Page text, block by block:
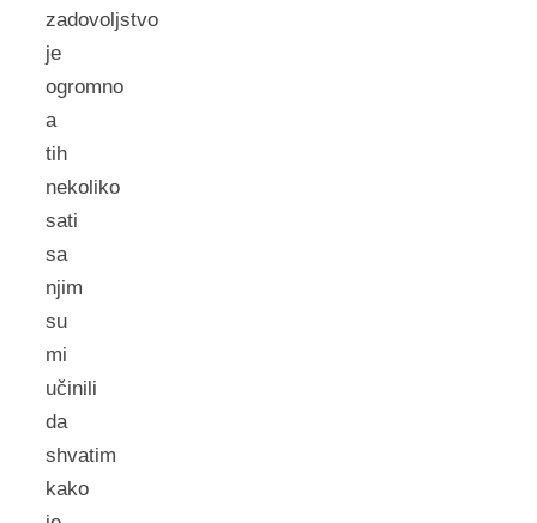
zadovoljstvo
je
ogromno
a
tih
nekoliko
sati
sa
njim
su
mi
učinili
da
shvatim
kako